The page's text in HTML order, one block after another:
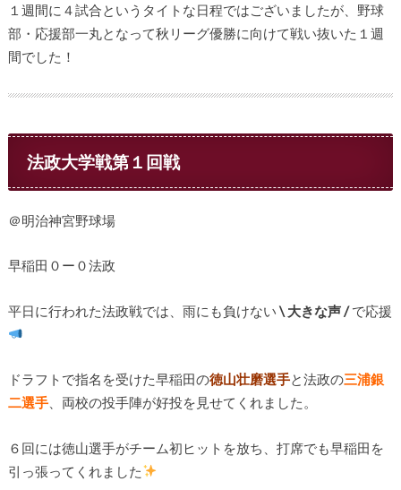
１週間に４試合というタイトな日程ではございましたが、野球
部・応援部一丸となって秋リーグ優勝に向けて戦い抜いた１週
間でした！
法政大学戦第１回戦
＠明治神宮野球場
早稲田０ー０法政
平日に行われた法政戦では、雨にも負けない \ 大きな声 /で応援
ドラフトで指名を受けた早稲田の徳山壮磨選手と法政の三浦銀
二選手、両校の投手陣が好投を見せてくれました。
６回には徳山選手がチーム初ヒットを放ち、打席でも早稲田を
引っ張ってくれました